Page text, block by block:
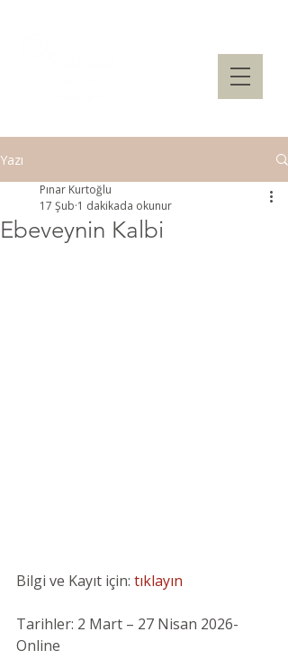
Yazı
Ebeveynin Kalbi
Pınar Kurtoğlu
17 Şub 1 dakikada okunur
Bilgi ve Kayıt için: tıklayın
Tarihler: 2 Mart – 27 Nisan 2026-
Online